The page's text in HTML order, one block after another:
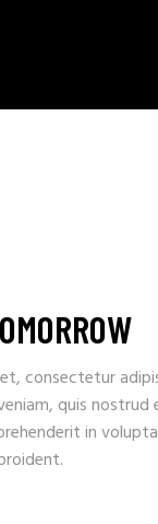
consectetur
quis
in